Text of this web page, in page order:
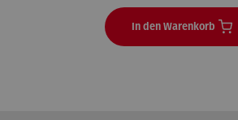
In den Warenkorb